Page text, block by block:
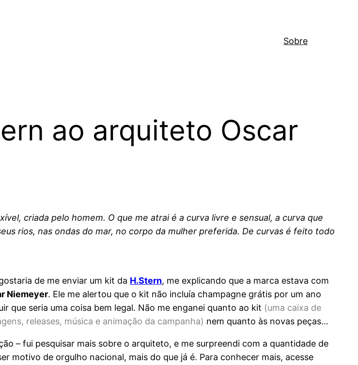
Sobre
ao arquiteto Oscar
criada pelo homem. O que me atrai é a curva livre e sensual, a curva que
rios, nas ondas do mar, no corpo da mulher preferida. De curvas é feito todo
de me enviar um kit da H.Stern, me explicando que a marca estava com
Niemeyer. Ele me alertou que o kit não incluía champagne grátis por um ano
que seria uma coisa bem legal. Não me enganei quanto ao kit (uma caixa de
releases, música e animação da campanha) nem quanto às novas peças…
– fui pesquisar mais sobre o arquiteto, e me surpreendi com a quantidade de
motivo de orgulho nacional, mais do que já é. Para conhecer mais, acesse